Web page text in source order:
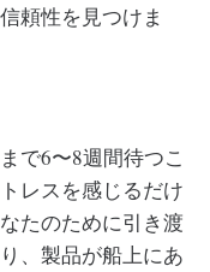
頼性を見つけま
で6〜8週間待つこ
レスを感じるだけ
たのために引き渡
、製品が船上にあ